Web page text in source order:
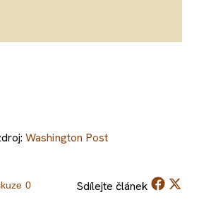
Washington Post
0 Sdílejte článek